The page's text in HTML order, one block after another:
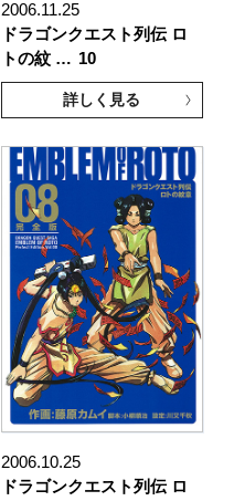
2006.11.25
ドラゴンクエスト列伝 ロ
トの紋 … 10
詳しく見る
2006.10.25
ドラゴンクエスト列伝 ロ